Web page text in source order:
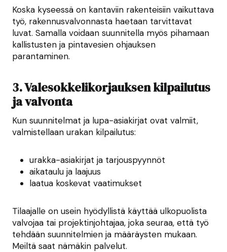
Koska kyseessä on kantaviin rakenteisiin vaikuttava
työ, rakennusvalvonnasta haetaan tarvittavat
luvat. Samalla voidaan suunnitella myös pihamaan
kallistusten ja pintavesien ohjauksen
parantaminen.
3. Valesokkelikorjauksen kilpailutus
ja valvonta
Kun suunnitelmat ja lupa-asiakirjat ovat valmiit,
valmistellaan urakan kilpailutus:
urakka-asiakirjat ja tarjouspyynnöt
aikataulu ja laajuus
laatua koskevat vaatimukset
Tilaajalle on usein hyödyllistä käyttää ulkopuolista
valvojaa tai projektinjohtajaa, joka seuraa, että työ
tehdään suunnitelmien ja määräysten mukaan.
Meiltä saat nämäkin palvelut.